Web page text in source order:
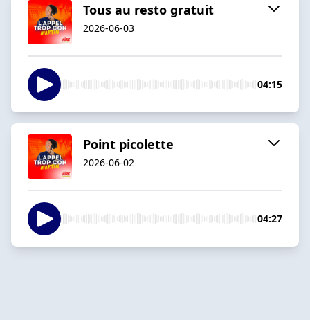
Tous au resto gratuit
2026-06-03
04:15
Point picolette
2026-06-02
04:27